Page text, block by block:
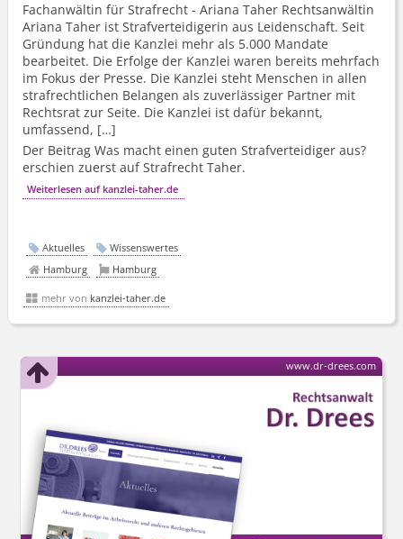
Fachanwältin für Strafrecht - Ariana Taher Rechtsanwältin
Ariana Taher ist Strafverteidigerin aus Leidenschaft. Seit
Gründung hat die Kanzlei mehr als 5.000 Mandate
bearbeitet. Die Erfolge der Kanzlei waren bereits mehrfach
im Fokus der Presse. Die Kanzlei steht Menschen in allen
strafrechtlichen Belangen als zuverlässiger Partner mit
Rechtsrat zur Seite. Die Kanzlei ist dafür bekannt,
umfassend, […]
Der Beitrag Was macht einen guten Strafverteidiger aus?
erschien zuerst auf Strafrecht Taher.
Weiterlesen auf kanzlei-taher.de
Aktuelles
Wissenswertes
Hamburg
Hamburg
mehr von kanzlei-taher.de
www.dr-drees.com